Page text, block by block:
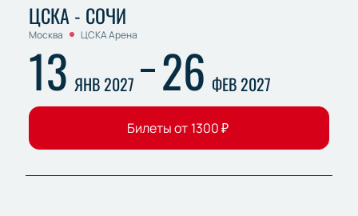
ЦСКА - СОЧИ
Москва ЦСКА Арена
13 ЯНВ 2027 26 ФЕВ 2027
Билеты от 1300₽